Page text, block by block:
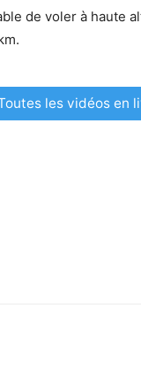
de voler à haute
les vidéos en